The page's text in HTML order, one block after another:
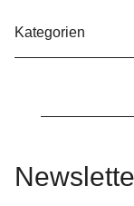
Kategorien